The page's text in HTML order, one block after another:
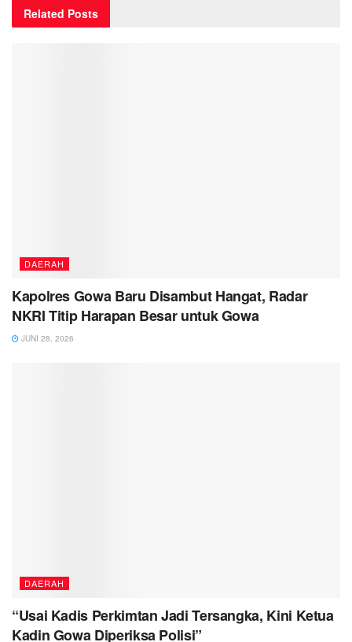
Related Posts
DAERAH
Kapolres Gowa Baru Disambut Hangat, Radar
NKRI Titip Harapan Besar untuk Gowa
JUNI 28, 2026
DAERAH
“Usai Kadis Perkimtan Jadi Tersangka, Kini Ketua
Kadin Gowa Diperiksa Polisi”